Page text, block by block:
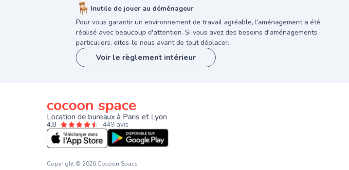
🪑 Inutile de jouer au déménageur
Pour vous garantir un environnement de travail agréable, l'aménagement a été
réalisé avec beaucoup d'attention. Si vous avez des besoins d'aménagements
particuliers, dites-le nous avant de tout déplacer.
Voir le règlement intérieur
cocoon space
Location de bureaux à Paris et Lyon
4,8 449 avis
Copyright © 2026 Cocoon Space